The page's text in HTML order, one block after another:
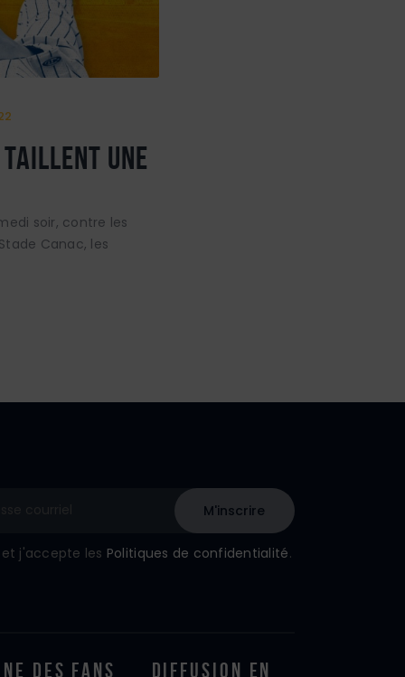
UNE
soir, contre les
Canac, les
j'accepte les Politiques de confidentialité.
Des Fans Diffusion En